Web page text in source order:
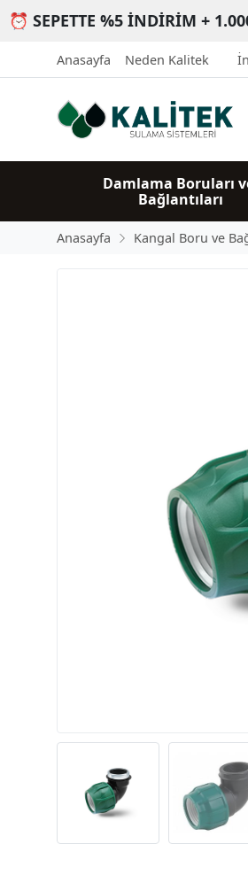
⏰ SEPETTE %5 İNDİRİM +
Anasayfa Neden Kalitek
Damlama Boruları
Bağlantıları
Anasayfa Kangal Boru ve